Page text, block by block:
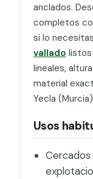
anclados.
completos
si lo
vallado listos
lineales,
material
Yecla
Usos
Cercados